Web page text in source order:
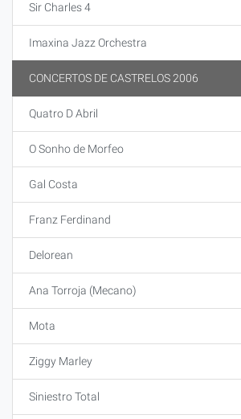
Sir Charles 4
Imaxina Jazz Orchestra
CONCERTOS DE CASTRELOS 2006
Quatro D Abril
O Sonho de Morfeo
Gal Costa
Franz Ferdinand
Delorean
Ana Torroja (Mecano)
Mota
Ziggy Marley
Siniestro Total